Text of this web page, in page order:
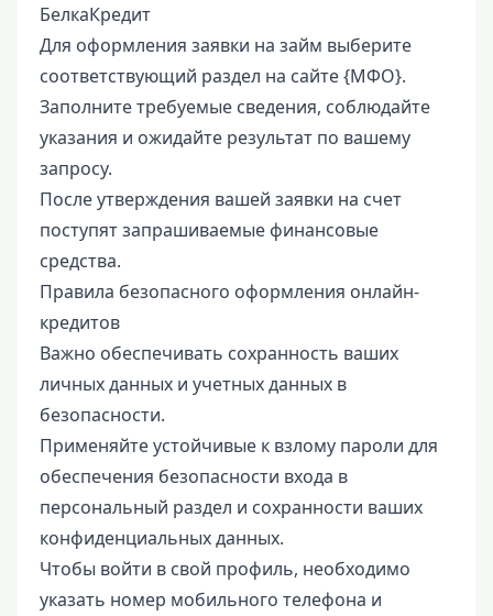
БелкаКредит
Для оформления заявки на займ выберите
соответствующий раздел на сайте {МФО}.
Заполните требуемые сведения, соблюдайте
указания и ожидайте результат по вашему
запросу.
После утверждения вашей заявки на счет
поступят запрашиваемые финансовые
средства.
Правила безопасного оформления онлайн-
кредитов
Важно обеспечивать сохранность ваших
личных данных и учетных данных в
безопасности.
Применяйте устойчивые к взлому пароли для
обеспечения безопасности входа в
персональный раздел и сохранности ваших
конфиденциальных данных.
Чтобы войти в свой профиль, необходимо
указать номер мобильного телефона и